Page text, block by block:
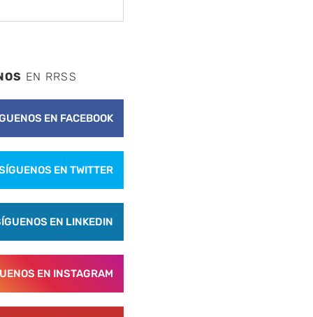
EN RRSS
EN FACEBOOK
EN TWITTER
EN LINKEDIN
EN INSTAGRAM